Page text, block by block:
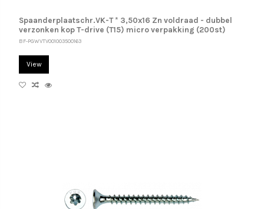
Spaanderplaatschr.VK-T * 3,50x16 Zn voldraad - dubbel
verzonken kop T-drive (T15) micro verpakking (200st)
BF-PGWVTV001003500163
View